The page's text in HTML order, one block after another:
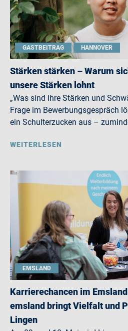
GASTBEITRAG HANNOVER
Stärken stärken – Warum
unsere Stärken lohnt
„Was sind Ihre Stärken und
Frage im Bewerbungsgespräch
ein Schulterzucken aus –
WEITERLESEN
EMSLAND
Karrierechancen im
emsland bringt Vielfalt und
Lingen